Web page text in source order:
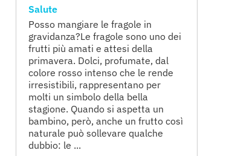
Salute
Posso mangiare le fragole in
gravidanza?Le fragole sono uno dei
frutti più amati e attesi della
primavera. Dolci, profumate, dal
colore rosso intenso che le rende
irresistibili, rappresentano per
molti un simbolo della bella
stagione. Quando si aspetta un
bambino, però, anche un frutto così
naturale può sollevare qualche
dubbio: le ...